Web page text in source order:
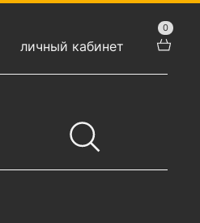
личный кабинет
0